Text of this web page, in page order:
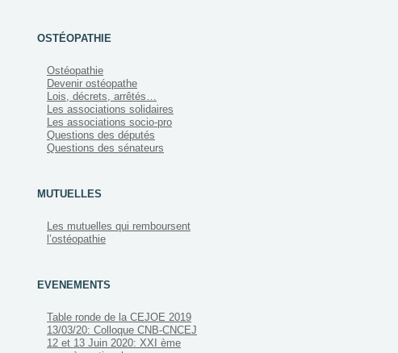
OSTÉOPATHIE
Ostéopathie
Devenir ostéopathe
Lois, décrets, arrêtés…
Les associations solidaires
Les associations socio-pro
Questions des députés
Questions des sénateurs
MUTUELLES
Les mutuelles qui remboursent
l’ostéopathie
EVENEMENTS
Table ronde de la CEJOE 2019
13/03/20: Colloque CNB-CNCEJ
12 et 13 Juin 2020: XXI ème